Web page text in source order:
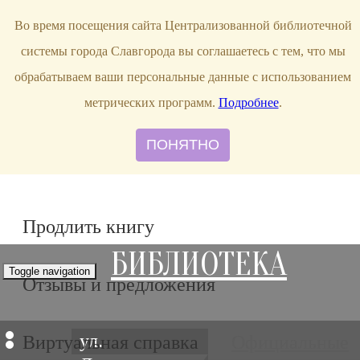
bibl-serv@mail.ru
Продлить книгу
Отзывы и предложения
Виртуальная справка
ул.
Toggle navigation БИБЛИОТЕКА
Во время посещения сайта Централизованной библиотечной
системы города Славгорода вы соглашаетесь с тем, что мы
обрабатываем ваши персональные данные с использованием
метрических программ. Подробнее.
ПОНЯТНО